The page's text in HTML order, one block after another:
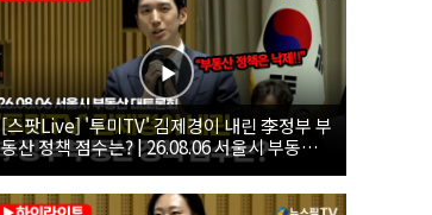
[스팟Live] '투미TV' 김제경이 내린 李정부 부
동산 정책 점수는? | 26.08.06 서울시 부동산
대토론회